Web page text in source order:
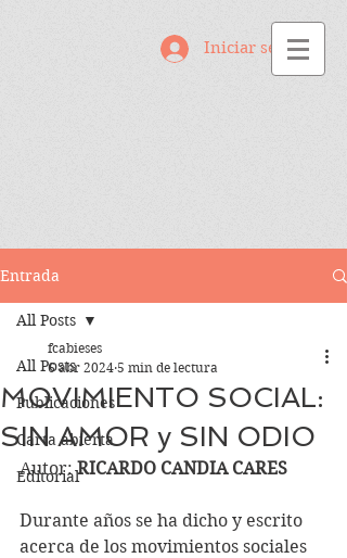
Iniciar sesión
Entrada
All Posts
Publicaciones
Carta abierta
Editorial
All Posts
MOVIMIENTO SOCIAL:
SIN AMOR y SIN ODIO
fcabieses
6 abr 2024 5 min de lectura
Autor: RICARDO CANDIA CARES
Durante años se ha dicho y escrito
acerca de los movimientos sociales